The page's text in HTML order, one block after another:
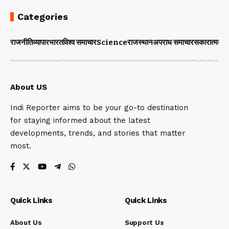
Categories
राजनीतिव्यापारभारतविश्व समाचारScienceराजस्थानअपराध समाचारसकारात्मक
About US
Indi Reporter aims to be your go-to destination
for staying informed about the latest
developments, trends, and stories that matter
most.
Quick Links
About Us
Quick Links
Support Us